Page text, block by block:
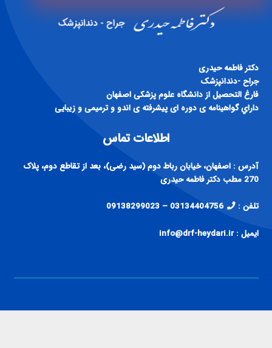
دكتر فاطمه حيدری
جراح -دندانپزشک
فارغ التحصيل از دانشگاه علوم پزشكی اصفهان
داراي گواهينامه ی دوره ای پيشرفته ی اندو و ترميمی و زيبايی
اطلاعات تماس
آدرس : اصفهان، خیابان رباط دوم (سید رضی)، بعد از تقاطع دوم، پلاک
270 مطب دکتر فاطمه حیدری
تلفن : 03134404756 – 09138299023
ایمیل : info@drf-heydari.ir